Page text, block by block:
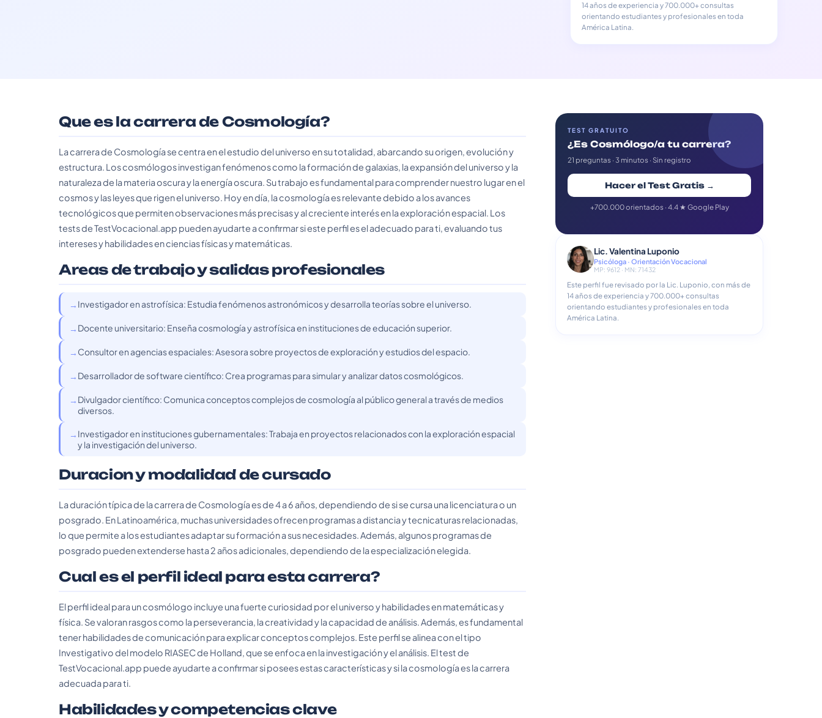
14 años de experiencia y 700.000+ consultas
orientando estudiantes y profesionales en toda
América Latina.
Que es la carrera de Cosmología?
La carrera de Cosmología se centra en el estudio del universo en su totalidad, abarcando su origen, evolución y
estructura. Los cosmólogos investigan fenómenos como la formación de galaxias, la expansión del universo y la
naturaleza de la materia oscura y la energía oscura. Su trabajo es fundamental para comprender nuestro lugar en el
cosmos y las leyes que rigen el universo. Hoy en día, la cosmología es relevante debido a los avances
tecnológicos que permiten observaciones más precisas y al creciente interés en la exploración espacial. Los
tests de TestVocacional.app pueden ayudarte a confirmar si este perfil es el adecuado para ti, evaluando tus
intereses y habilidades en ciencias físicas y matemáticas.
Areas de trabajo y salidas profesionales
Investigador en astrofísica: Estudia fenómenos astronómicos y desarrolla teorías sobre el universo.
Docente universitario: Enseña cosmología y astrofísica en instituciones de educación superior.
Consultor en agencias espaciales: Asesora sobre proyectos de exploración y estudios del espacio.
Desarrollador de software científico: Crea programas para simular y analizar datos cosmológicos.
Divulgador científico: Comunica conceptos complejos de cosmología al público general a través de medios
diversos.
Investigador en instituciones gubernamentales: Trabaja en proyectos relacionados con la exploración espacial
y la investigación del universo.
Duracion y modalidad de cursado
La duración típica de la carrera de Cosmología es de 4 a 6 años, dependiendo de si se cursa una licenciatura o un
posgrado. En Latinoamérica, muchas universidades ofrecen programas a distancia y tecnicaturas relacionadas,
lo que permite a los estudiantes adaptar su formación a sus necesidades. Además, algunos programas de
posgrado pueden extenderse hasta 2 años adicionales, dependiendo de la especialización elegida.
Cual es el perfil ideal para esta carrera?
El perfil ideal para un cosmólogo incluye una fuerte curiosidad por el universo y habilidades en matemáticas y
física. Se valoran rasgos como la perseverancia, la creatividad y la capacidad de análisis. Además, es fundamental
tener habilidades de comunicación para explicar conceptos complejos. Este perfil se alinea con el tipo
Investigativo del modelo RIASEC de Holland, que se enfoca en la investigación y el análisis. El test de
TestVocacional.app puede ayudarte a confirmar si posees estas características y si la cosmología es la carrera
adecuada para ti.
Habilidades y competencias clave
TEST GRATUITO
¿Es Cosmólogo/a tu carrera?
21 preguntas · 3 minutos · Sin registro
Hacer el Test Gratis →
+700.000 orientados · 4.4 ★ Google Play
Lic. Valentina Luponio
Psicóloga · Orientación Vocacional
MP: 9612 · MN: 71432
Este perfil fue revisado por la Lic. Luponio, con más de
14 años de experiencia y 700.000+ consultas
orientando estudiantes y profesionales en toda
América Latina.